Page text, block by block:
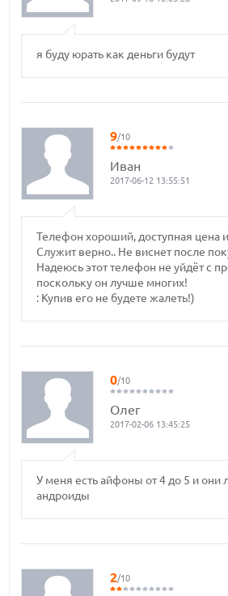
я буду юрать как деньги будут
9/10
Иван
2017-06-12 13:55:51
Телефон хороший, доступная цена
Служит верно.. Не виснет после
Надеюсь этот телефон не уйдёт с
поскольку он лучше многих!
: Купив его не будете жалеть!)
0/10
Олег
2017-02-06 13:45:25
У меня есть айфоны от 4 до 5 и они
андроиды
2/10